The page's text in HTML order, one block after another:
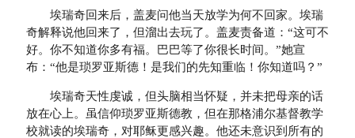
埃瑞奇回来后，盖麦问他当天放学为何不回家。埃瑞
奇解释说他回来了，但溜出去玩了。盖麦责备道：“这可不
好。你不知道你多有福。巴巴等了你很长时间。”她宣
布：“他是琐罗亚斯德！是我们的先知重临！你知道吗？”
埃瑞奇天性虔诚，但头脑相当怀疑，并未把母亲的话
放在心上。虽信仰琐罗亚斯德教，但在那格浦尔基督教学
校就读的埃瑞奇，对耶稣更感兴趣。他还未意识到所有的